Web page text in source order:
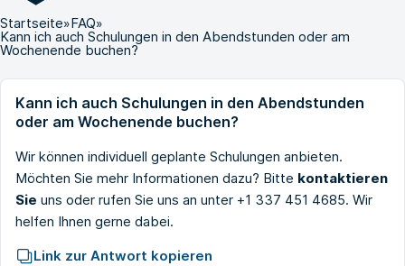
Startseite»FAQ»
Kann ich auch Schulungen in den Abendstunden oder am
Wochenende buchen?
Kann ich auch Schulungen in den Abendstunden
oder am Wochenende buchen?
Wir können individuell geplante Schulungen anbieten.
Möchten Sie mehr Informationen dazu? Bitte kontaktieren
Sie uns oder rufen Sie uns an unter +1 337 451 4685. Wir
helfen Ihnen gerne dabei.
Link zur Antwort kopieren